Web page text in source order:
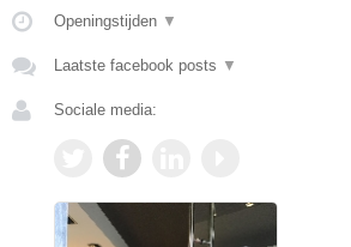
Openingstijden ▼
Laatste facebook posts ▼
Sociale media: